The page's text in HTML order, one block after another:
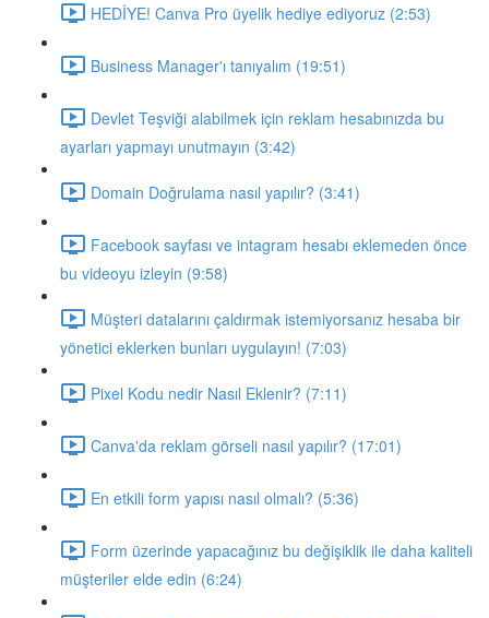
HEDİYE! Canva Pro üyelik hediye ediyoruz (2:53)
Business Manager'ı tanıyalım (19:51)
Devlet Teşviği alabilmek için reklam hesabınızda bu
ayarları yapmayı unutmayın (3:42)
Domain Doğrulama nasıl yapılır? (3:41)
Facebook sayfası ve intagram hesabı eklemeden önce
bu videoyu izleyin (9:58)
Müşteri datalarını çaldırmak istemiyorsanız hesaba bir
yönetici eklerken bunları uygulayın! (7:03)
Pixel Kodu nedir Nasıl Eklenir? (7:11)
Canva'da reklam görseli nasıl yapılır? (17:01)
En etkili form yapısı nasıl olmalı? (5:36)
Form üzerinde yapacağınız bu değişiklik ile daha kaliteli
müşteriler elde edin (6:24)